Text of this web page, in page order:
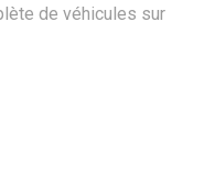
de véhicules sur